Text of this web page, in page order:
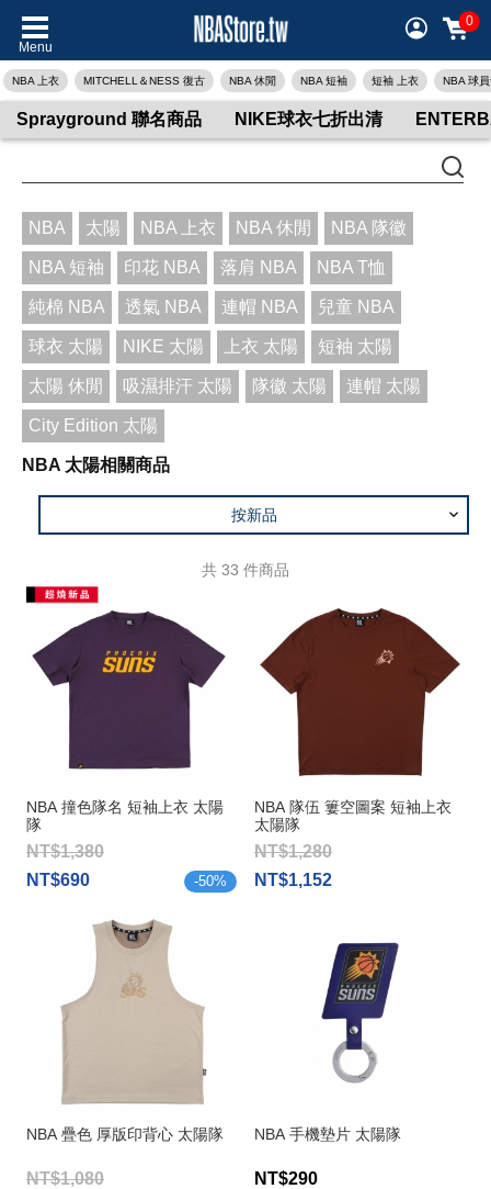
Menu
0
NBA 上衣 MITCHELL＆NESS 復古 NBA 休閒 NBA 短袖 短袖 上衣 NBA 球
Sprayground 聯名商品 NIKE球衣七折出清
NBA 太陽 NBA 上衣 NBA 休閒 NBA 隊徽
NBA 短袖 印花 NBA 落肩 NBA NBA T恤
純棉 NBA 透氣 NBA 連帽 NBA 兒童 NBA
球衣 太陽 NIKE 太陽 上衣 太陽 短袖 太陽
太陽 休閒 吸濕排汗 太陽 隊徽 太陽 連帽 太陽
City Edition 太陽
NBA 太陽相關商品
按新品
共 33 件商品
NBA 撞色隊名 短袖上衣 太陽
隊
NT$1,380
NT$690
-50%
NBA 隊伍 簍空圖案 短袖上衣
太陽隊
NT$1,280
NT$1,152
NBA 疊色 厚版印背心 太陽隊
NT$1,080
NBA 手機墊片 太陽隊
NT$290